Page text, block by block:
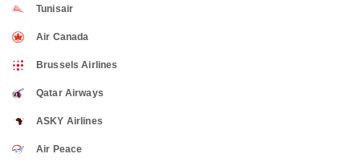
Tunisair
Air Canada
Brussels Airlines
Qatar Airways
ASKY Airlines
Air Peace